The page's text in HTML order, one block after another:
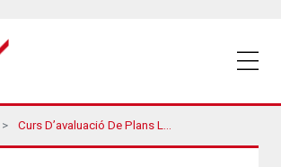
Curs D’avaluació De Plans Locals D’acció Internacional (Diputació De Barcelona)